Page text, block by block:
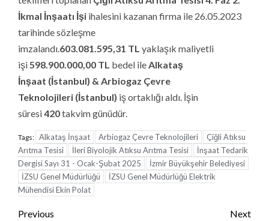
İkmal İnşaatı İşi ihalesini kazanan firma ile 26.05.2023
tarihinde sözleşme
imzalandı.603.081.595,31 TL yaklaşık maliyetli
işi598.900.000,00 TL bedel ileAlkataş
İnşaat (İstanbul) & Arbiogaz Çevre
Teknolojileri (İstanbul) iş ortaklığı aldı. İşin
süresi420takvim günüdür.
Tags: Alkataş İnşaat Arbiogaz Çevre Teknolojileri
Çiğli Atıksu
Arıtma Tesisi
İleri Biyolojik Atıksu Arıtma Tesisi
İnşaat Tedarik
Dergisi Sayı 31 - Ocak-Şubat 2025
İzmir Büyükşehir Belediyesi
İZSU Genel Müdürlüğü
İZSU Genel Müdürlüğü Elektrik
Mühendisi Ekin Polat
Continue
Previous
Next